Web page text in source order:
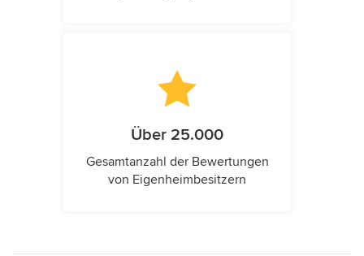
Über 25.000
Gesamtanzahl der Bewertungen
von Eigenheimbesitzern